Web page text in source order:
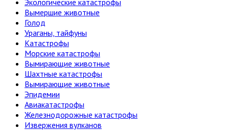
Экологические катастрофы
Вымершие животные
Голод
Ураганы, тайфуны
Катастрофы
Морские катастрофы
Вымирающие животные
Шахтные катастрофы
Вымирающие животные
Эпидемии
Авиакатастрофы
Железнодорожные катастрофы
Извержения вулканов